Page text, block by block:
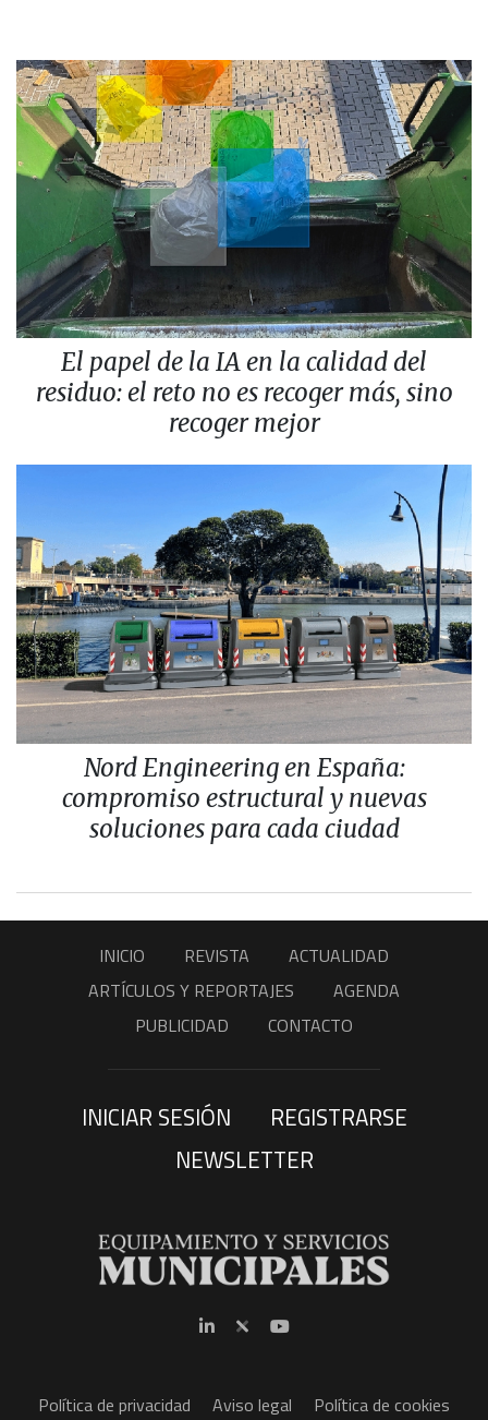
El papel de la IA en la calidad del
residuo: el reto no es recoger más, sino
recoger mejor
Nord Engineering en España:
compromiso estructural y nuevas
soluciones para cada ciudad
INICIO REVISTA
ACTUALIDAD
ARTÍCULOS Y REPORTAJES
AGENDA
PUBLICIDAD
CONTACTO
INICIAR SESIÓN
REGISTRARSE
NEWSLETTER
Política de privacidad Aviso legal
Política de cookies